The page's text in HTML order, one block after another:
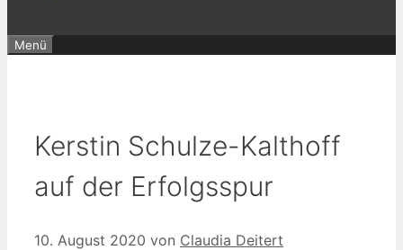
Menü
Kerstin Schulze-Kalthoff
auf der Erfolgsspur
10. August 2020 von Claudia Deitert